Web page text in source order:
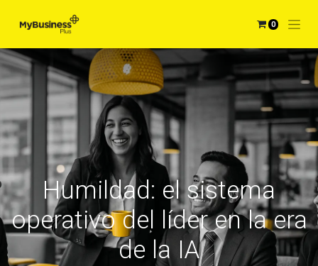
0
Humildad: el sistema
operativo del líder en la era
de la IA